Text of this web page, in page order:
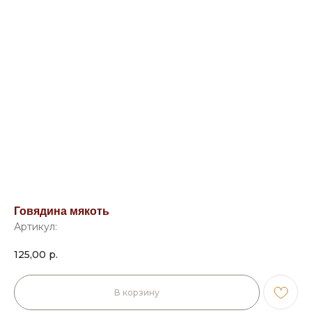
Говядина мякоть
Артикул:
125,00 р.
В корзину